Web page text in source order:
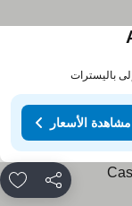
مشاهدة الأسعار
مشاركة